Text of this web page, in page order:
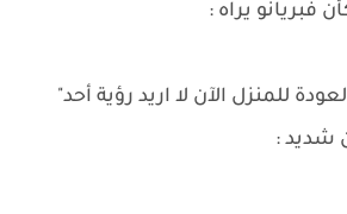
فبريانو يراه :
للمنزل الآن لا اريد رؤية أحد"
شديد :